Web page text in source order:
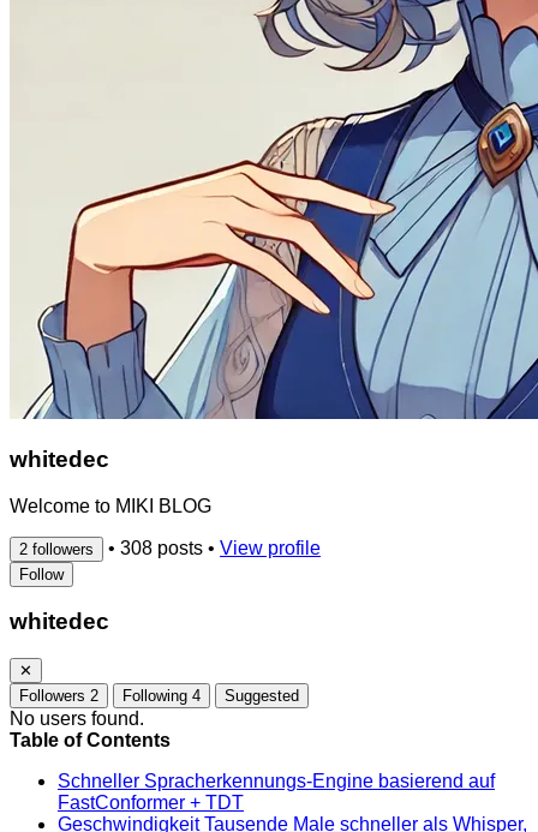
whitedec
Welcome to MIKI BLOG
2 followers • 308 posts • View profile
Follow
whitedec
✕
Followers 2 Following 4 Suggested
No users found.
Table of Contents
Schneller Spracherkennungs-Engine basierend auf
FastConformer + TDT
Geschwindigkeit Tausende Male schneller als Whisper,